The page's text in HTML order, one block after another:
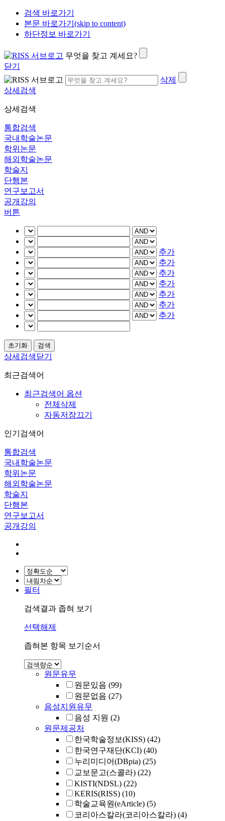
검색 바로가기
본문 바로가기(skip to content)
하단정보 바로가기
무엇을 찾고 계세요?
닫기
삭제
상세검색
상세검색
통합검색
국내학술논문
학위논문
해외학술논문
학술지
단행본
연구보고서
공개강의
버튼
추가
추가
추가
추가
추가
추가
추가
상세검색닫기
최근검색어
최근검색어 옵션
전체삭제
자동저장끄기
인기검색어
통합검색
국내학술논문
학위논문
해외학술논문
학술지
단행본
연구보고서
공개강의
필터
검색결과 좁혀 보기
선택해제
좁혀본 항목 보기순서
원문유무
원문있음 (99)
원문없음 (27)
음성지원유무
음성 지원 (2)
원문제공처
한국학술정보(KISS) (42)
한국연구재단(KCI) (40)
누리미디어(DBpia) (25)
교보문고(스콜라) (22)
KISTI(NDSL) (22)
KERIS(RISS) (10)
학술교육원(eArticle) (5)
코리아스칼라(코리아스칼라) (4)